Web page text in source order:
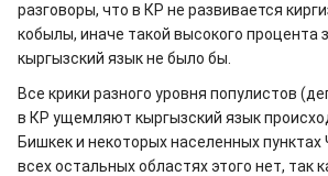
разговоры, что в КР не развивается
кобылы, иначе такой высокого процента
кыргызский язык не было бы.
Все крики разного уровня популистов
в КР ущемляют кыргызский язык
Бишкек и некоторых населенных пунктах
всех остальных областях этого нет, так